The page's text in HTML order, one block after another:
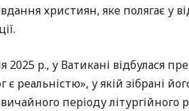
християн, яке полягає у
2025 р., у Ватикані відбулася
є реальністю», у якій зібрані
періоду